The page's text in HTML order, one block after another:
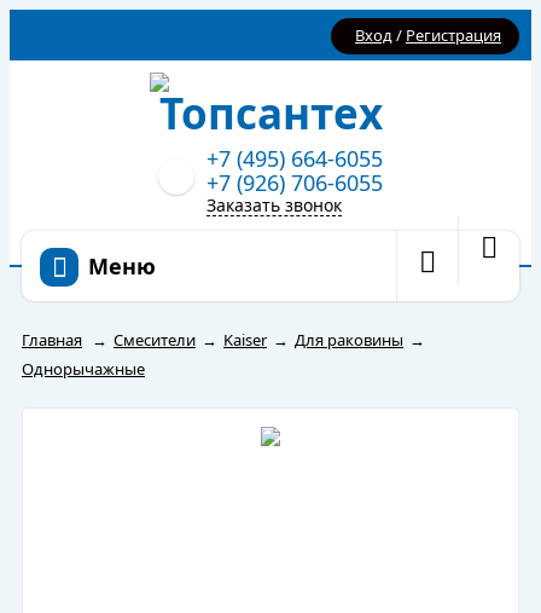
Вход/ Регистрация
+7 (495) 664-6055
+7 (926) 706-6055
Заказать звонок
Меню
Главная → Смесители → Kaiser → Для раковины →
Однорычажные